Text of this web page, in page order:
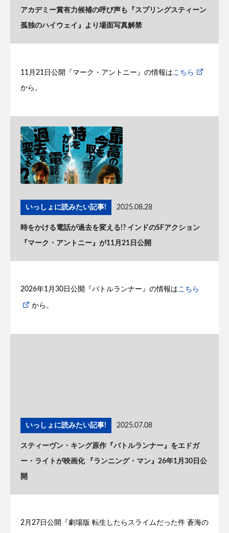
アカデミー賞有力候補の呼び声も『スプリングスティーン
孤独のハイウェイ』より場面写真解禁
11月21日公開『マーク・アントニー』の情報は こちら
から。
いっしょに読みたい記事! 2025.08.28
時をかける電話が過去を変える!? インドのSFアクション
『マーク・アントニー』が11月21日公開
2026年1月30日公開『バトルランナー』の情報はこちら
から。
いっしょに読みたい記事! 2025.07.08
スティーヴン・キング原作『バトルランナー』をエドガ
ー・ライトが映画化 『ランニング・マン』26年1月30日公
開
2月27日公開『劇場版 転生したらスライムだった件 蒼海の